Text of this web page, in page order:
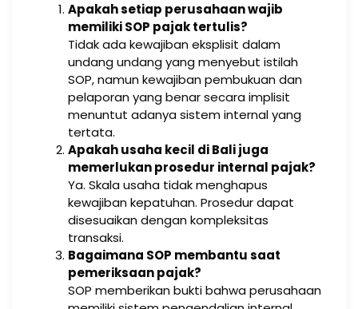
Apakah setiap perusahaan wajib
memiliki SOP pajak tertulis?
Tidak ada kewajiban eksplisit dalam
undang undang yang menyebut istilah
SOP, namun kewajiban pembukuan dan
pelaporan yang benar secara implisit
menuntut adanya sistem internal yang
tertata.
Apakah usaha kecil di Bali juga
memerlukan prosedur internal pajak?
Ya. Skala usaha tidak menghapus
kewajiban kepatuhan. Prosedur dapat
disesuaikan dengan kompleksitas
transaksi.
Bagaimana SOP membantu saat
pemeriksaan pajak?
SOP memberikan bukti bahwa perusahaan